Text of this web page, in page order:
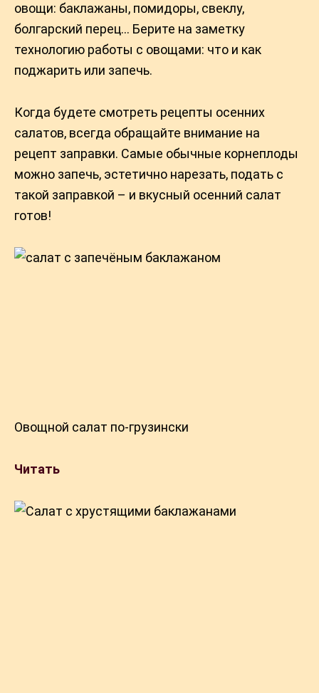
овощи: баклажаны, помидоры, свеклу,
болгарский перец… Берите на заметку
технологию работы с овощами: что и как
поджарить или запечь.
Когда будете смотреть рецепты осенних
салатов, всегда обращайте внимание на
рецепт заправки. Самые обычные корнеплоды
можно запечь, эстетично нарезать, подать с
такой заправкой – и вкусный осенний салат
готов!
Овощной салат по-грузински
Читать